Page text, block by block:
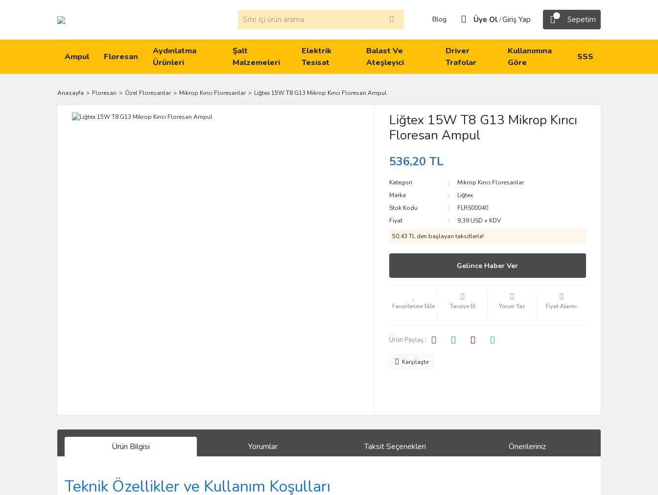
Blog Üye Ol /Giriş Yap Sepetim
Ampul Floresan
Aydınlatma
Ürünleri
Şalt
Malzemeleri
Elektrik
Tesisat
Balast Ve
Ateşleyici
Driver
Trafolar
Kullanımına
Göre
SSS
Anasayfa Floresan Özel Floresanlar Mikrop Kırıcı Floresanlar Liğtex 15W T8 G13 Mikrop Kırıcı Floresan Ampul
Liğtex 15W T8 G13 Mikrop Kırıcı
Floresan Ampul
536,20 TL
Kategori
Mikrop Kırıcı Floresanlar
Marka
Liğtex
Stok Kodu
FLRS00040
Fiyat
9,39 USD + KDV
50,43 TL den başlayan taksitlerle!
Gelince Haber Ver
Tavsiye Et Yorum Yaz Fiyat Alarmı
Ürün Paylaş :
Karşılaştır
Ürün Bilgisi Yorumlar Taksit Seçenekleri Önerileriniz
Teknik Özellikler ve Kullanım Koşulları